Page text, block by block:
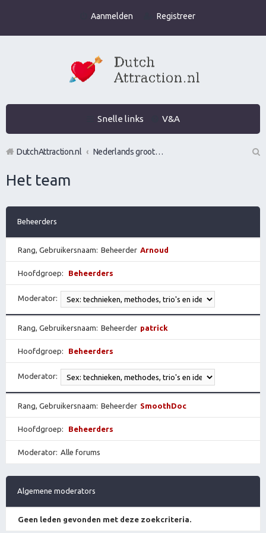
Aanmelden Registreer
Snelle links V&A
DutchAttraction.nl
Nederlands grootste Dutch Attraction, Lifestyle, Vrouwen versieren en Pick-Up (PUA) Forum
k
Het team
Beheerders
Rang, Gebruikersnaam Beheerder Arnoud
Hoofdgroep Beheerders
Moderator
Rang, Gebruikersnaam Beheerder patrick
Hoofdgroep Beheerders
Moderator
Rang, Gebruikersnaam Beheerder SmoothDoc
Hoofdgroep Beheerders
Moderator Alle forums
Algemene moderators
Geen leden gevonden met deze zoekcriteria.